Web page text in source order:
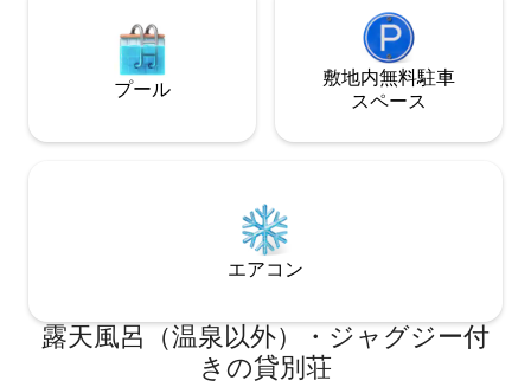
プール
敷地内無料駐⁠車
ス⁠ペ⁠ー⁠ス
エアコン
露天風呂（温泉以外）・ジャグジー付
きの貸別荘